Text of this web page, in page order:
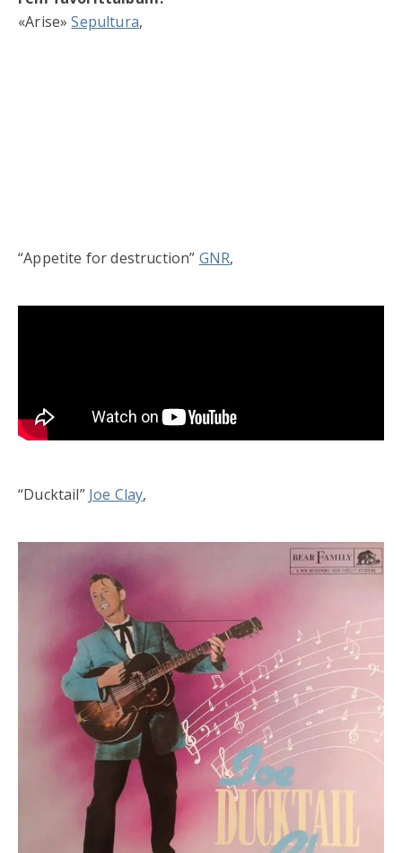
«Arise»Sepultura,
“Appetite for destruction” GNR,
“Ducktail” Joe Clay,